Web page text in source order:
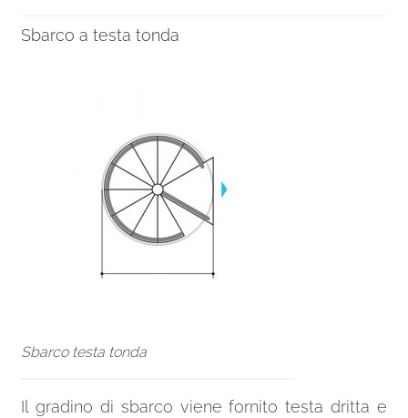
Sbarco a testa tonda
Sbarco testa tonda
Il gradino di sbarco viene fornito testa dritta e